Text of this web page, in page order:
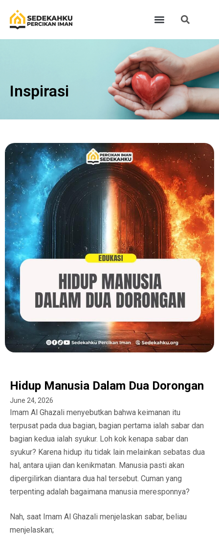
Inspirasi
Hidup Manusia Dalam Dua Dorongan
June 24, 2026
Imam Al Ghazali menyebutkan bahwa keimanan itu
terpusat pada dua bagian, bagian pertama ialah sabar dan
bagian kedua ialah syukur. Loh kok kenapa sabar dan
syukur? Karena hidup itu tidak lain melainkan sebatas dua
hal, antara ujian dan kenikmatan. Manusia pasti akan
dipergilirkan diantara dua hal tersebut. Cuman yang
terpenting adalah bagaimana manusia meresponnya?
Nah, saat Imam Al Ghazali menjelaskan sabar, beliau
menjelaskan;